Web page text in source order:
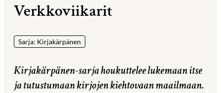
Verkkoviikarit
Sarja: Kirjakärpänen
Kirjakärpänen-sarja houkuttelee lukemaan itse
ja tutustumaan kirjojen kiehtovaan maailmaan.